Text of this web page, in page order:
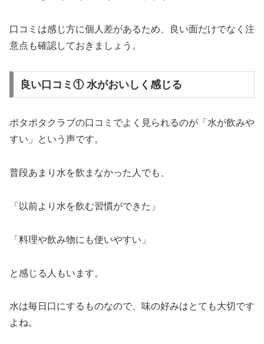
口コミは感じ方に個人差があるため、良い面だけでなく注
意点も確認しておきましょう。
良い口コミ① 水がおいしく感じる
ポタポタクラブの口コミでよく見られるのが「水が飲みや
すい」という声です。
普段あまり水を飲まなかった人でも、
「以前より水を飲む習慣ができた」
「料理や飲み物にも使いやすい」
と感じる人もいます。
水は毎日口にするものなので、味の好みはとても大切です
よね。